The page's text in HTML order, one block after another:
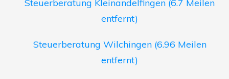
Steuerberatung Kleinandelfingen (6.7 Meilen
entfernt)
Steuerberatung Wilchingen (6.96 Meilen
entfernt)